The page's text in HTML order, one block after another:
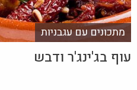
מתכונים עם עגבניות
עוף בג'ינג'ר ודבש